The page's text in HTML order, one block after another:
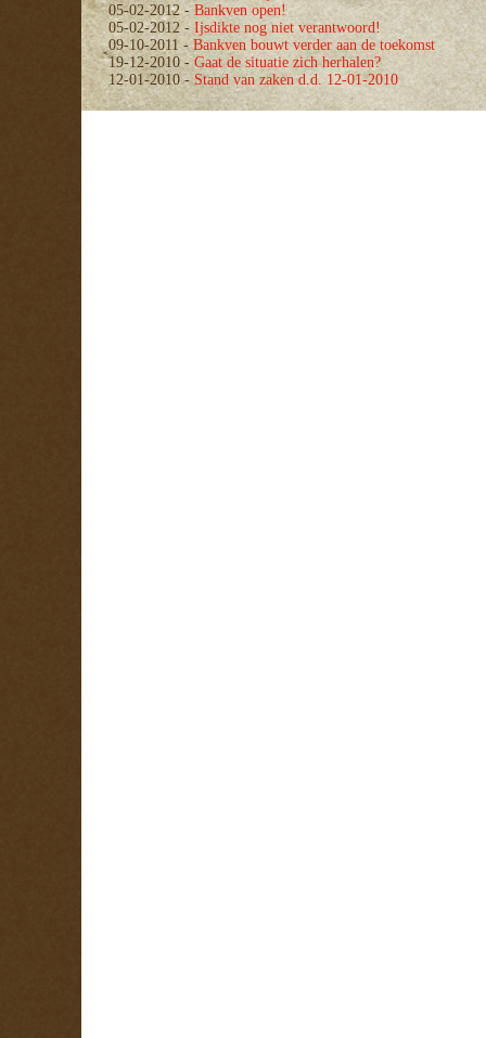
05-02-2012 - Bankven open!
05-02-2012 -Ijsdikte nog niet verantwoord!
09-10-2011- Bankven bouwt verder aan de toekomst
19-12-2010-Gaat de situatie zich herhalen?
12-01-2010 -Stand van zaken d.d. 12-01-2010